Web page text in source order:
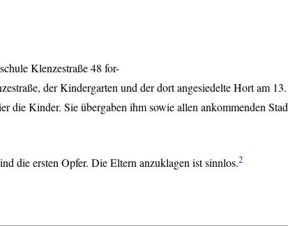
Klenzestraße 48 for-
der Kindergarten und der dort angesiedelte Hort am
die Kinder. Sie übergaben ihm sowie allen ankommenden
die ersten Opfer. Die Eltern anzuklagen ist sinnlos.2